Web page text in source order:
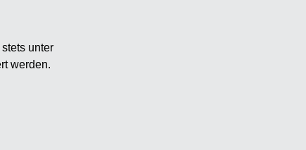
unter
werden.